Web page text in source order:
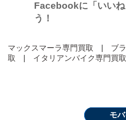
Facebookに「いい
う！
マックスマーラ専門買取 ブ
取
イタリアンバイク専門買取
モ